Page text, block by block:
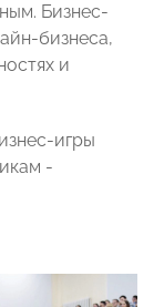
Бизнес-
бизнеса,
и
игры
-